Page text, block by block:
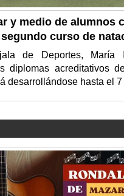
y medio de alumnos
segundo curso de
de Deportes, María
diplomas acreditativos
desarrollándose hasta el